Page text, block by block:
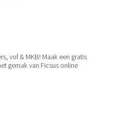
vof & MKB! Maak een gratis
gemak van Ficsus online